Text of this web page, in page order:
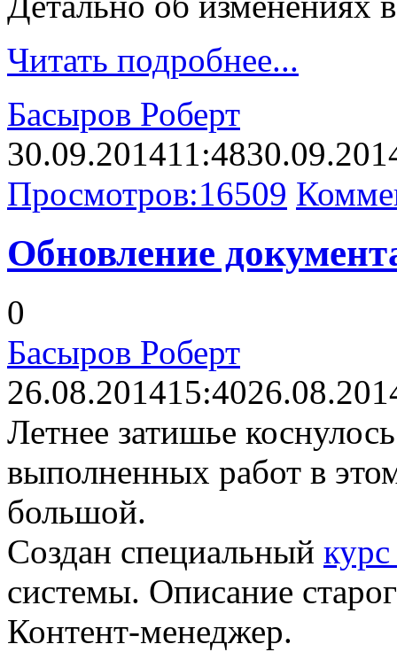
Читать подробнее...
Басыров Роберт
30.09.201411:48
Просмотров:16509
Обновление
0
Басыров Роберт
26.08.201415:40
Летнее затишье
выполненных работ в
большой.
Создан специальный
системы. Описание
Контент-менеджер.